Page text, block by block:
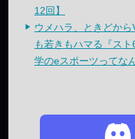
12回】
ウメハラ、ときどか
も若きもハマる『ス
学のeスポーツってな